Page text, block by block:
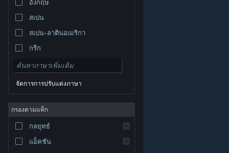
© Valve Corporation สงวนลิขสิทธิ์ เครื่องหมายการค้า
และประเทศอื่น
นโยบายความเป็นส่วนตัว
การช่วยการเข้าถึง|
Steam| การคืนเงิน
อังกฤษ
สเปน
สเปน-ลาตินอเมริกา
กรีก
จัดการการปรับแต่งภาษา
กรองตามแท็ก
กลยุทธ์
แอ็คชัน